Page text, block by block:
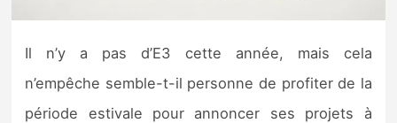
Tests d’accessoires
Autres tests
Il n’y a pas d’E3 cette année, mais cela
n’empêche semble-t-il personne de profiter de la
période estivale pour annoncer ses projets à